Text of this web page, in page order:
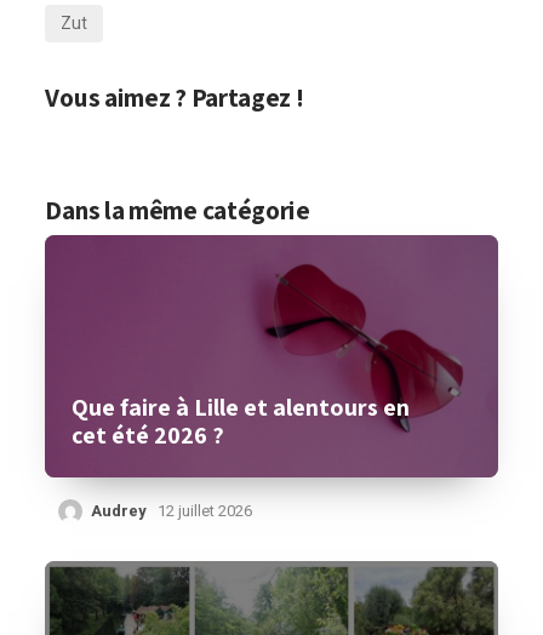
Zut
Vous aimez ? Partagez !
Dans la même catégorie
Que faire à Lille et alentours en
cet été 2026 ?
Audrey 12 juillet 2026